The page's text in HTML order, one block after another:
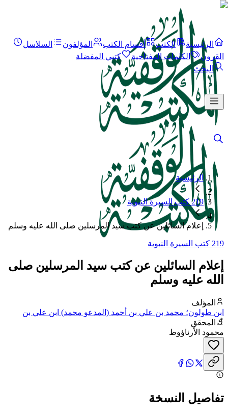
الرئيسية الكتب أقسام الكتب المؤلفون
السلاسل
القرون
الكلمات المفتاحية
كتبي المفضلة
البحث
الرئيسية
219 كتب السيرة النبوية
إعلام السائلين عن كتب سيد المرسلين صلى الله عليه وسلم
219 كتب السيرة النبوية
إعلام السائلين عن كتب سيد المرسلين صلى
الله عليه وسلم
المؤلف
ابن طولون؛ محمد بن علي بن أحمد (المدعو محمد) ابن علي بن
خمارويه بن طولون الدمشقي الصالحي الحنفي، شمس الدين
المحقق
محمود الأرناؤوط
تفاصيل النسخة